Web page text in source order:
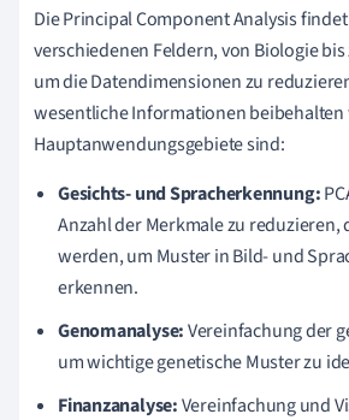
Die Principal Component Analysis
verschiedenen Feldern, von Biologie
um die Datendimensionen zu
wesentliche Informationen beibehalten
Hauptanwendungsgebiete sind:
Gesichts- und Spracherkennung:
Anzahl der Merkmale zu reduzieren,
werden, um Muster in Bild- und
erkennen.
Genomanalyse:Vereinfachung der
um wichtige genetische Muster zu
Finanzanalyse:Vereinfachung und